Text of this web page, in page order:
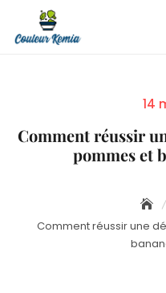
content
14
Comment réussir
pommes et
Comment réussir une